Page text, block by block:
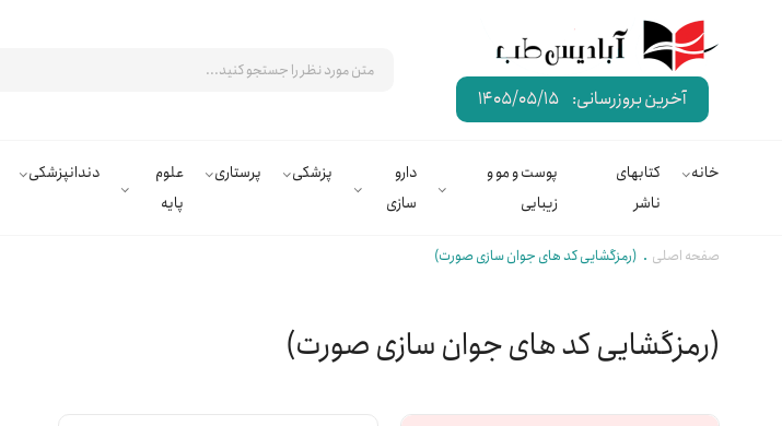
آخرین بروزرسانی: 1405/05/15
خانه
کتابهای
ناشر
پوست و مو و
زیبایی
دارو
سازی
پزشکی پرستاری
علوم
پایه
دندانپزشکی
صفحه اصلی (رمزگشایی کد های جوان سازی صورت)
(رمزگشایی کد های جوان سازی صورت)